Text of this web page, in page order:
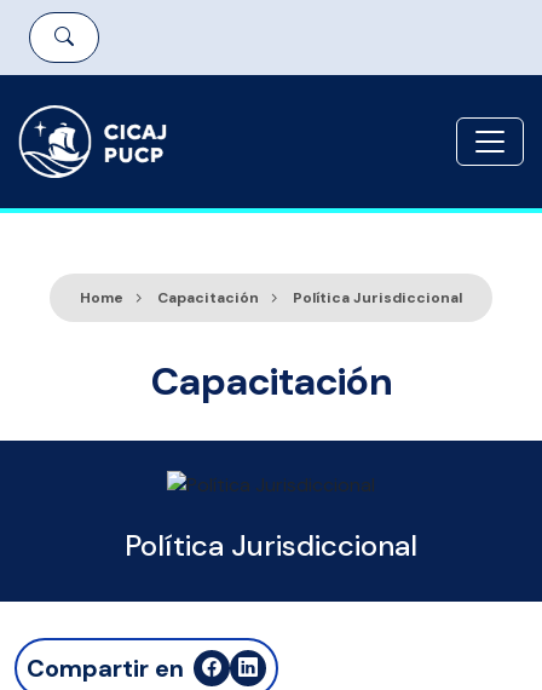
Home Capacitación Política Jurisdiccional
Capacitación
Política Jurisdiccional
Compartir en